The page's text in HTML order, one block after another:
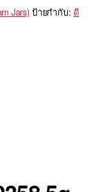
Jars) ป้ายกำกับ:ดี